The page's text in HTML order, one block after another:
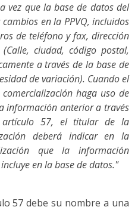
vez que la base de datos del
en la PPVQ, incluidos
de teléfono y fax, dirección
(Calle, ciudad, código postal,
a través de la base de
de variación). Cuando el
haga uso de
información anterior a través
57, el titular de la
deberá indicar en la
que la información
en la base de datos."
57 debe su nombre a una